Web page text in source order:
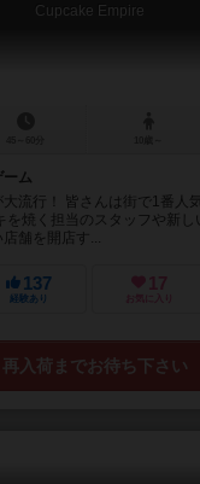
Cupcake Empire
ーム
流行！ 皆さんは街で1番人
を焼く担当のスタッフや新し
舗を開店す...
137
経験あり
17
お気に入り
再入荷までお待ち下さい